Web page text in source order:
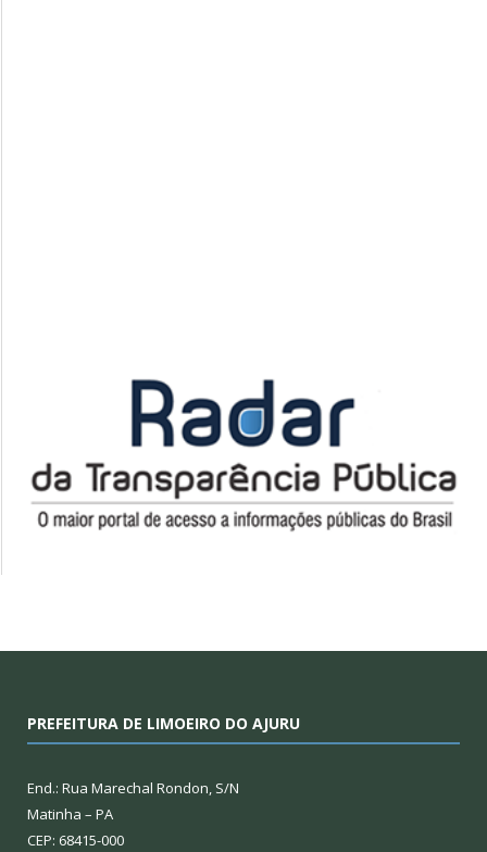
PREFEITURA DE LIMOEIRO DO AJURU
End.: Rua Marechal Rondon, S/N
Matinha – PA
CEP: 68415-000